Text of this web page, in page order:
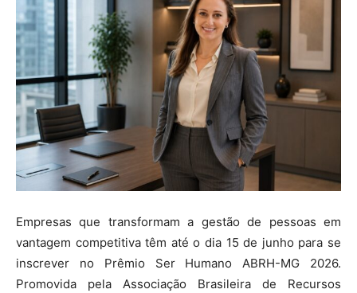
Empresas que transformam a gestão de pessoas em
vantagem competitiva têm até o dia 15 de junho para se
inscrever no Prêmio Ser Humano ABRH-MG 2026.
Promovida pela Associação Brasileira de Recursos